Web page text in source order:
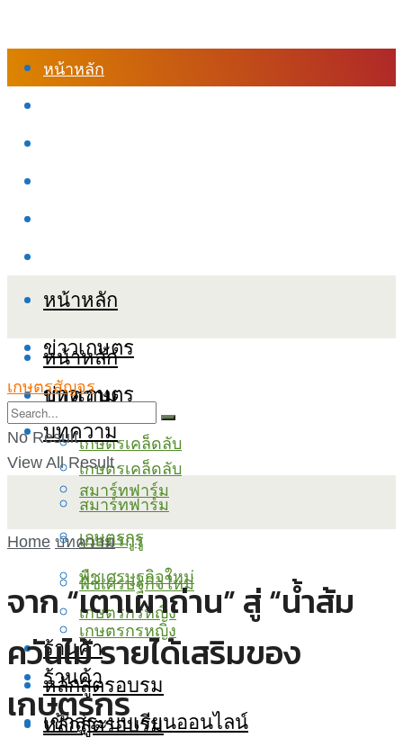
หน้าหลัก
หน้าหลัก
ข่าวเกษตร
บทความ
เกษตรเคล็ดลับ
สมาร์ทฟาร์ม
เกษตรกูรู
พืชเศรษฐกิจใหม่
เกษตรกรหญิง
ร้านค้า
หลักสูตรอบรม
หน้าหลัก
ข่าวเกษตร
บทความ
เกษตรเคล็ดลับ
สมาร์ทฟาร์ม
เกษตรกูรู
พืชเศรษฐกิจใหม่
เกษตรกรหญิง
ร้านค้า
หลักสูตรอบรม
เข้าสู่ระบบเรียนออนไลน์
เกษตรสัญจร
No Result
View All Result
Home บทความ
จาก “เตาเผาถ่าน” สู่ “น้ำส้ม
ควันไม้ รายได้เสริมของ
เกษตรกร